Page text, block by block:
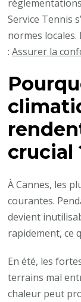
Service Tennis
normes
:Assurer la
crucial
À Cannes, les
courantes.
devient
rapidement, ce
En été, les
terrains mal
chaleur peut